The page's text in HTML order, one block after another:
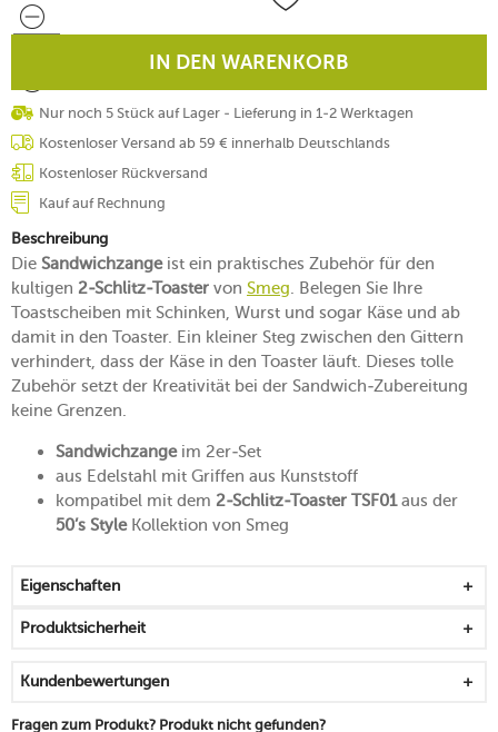
IN DEN WARENKORB
Nur noch 5 Stück auf Lager - Lieferung in 1-2 Werktagen
Kostenloser Versand ab 59 € innerhalb Deutschlands
Kostenloser Rückversand
Kauf auf Rechnung
Beschreibung
Die Sandwichzangeist ein praktisches Zubehör für den
kultigen 2-Schlitz-Toaster von Smeg. Belegen Sie Ihre
Toastscheiben mit Schinken, Wurst und sogar Käse und ab
damit in den Toaster. Ein kleiner Steg zwischen den Gittern
verhindert, dass der Käse in den Toaster läuft. Dieses tolle
Zubehör setzt der Kreativität bei der Sandwich-Zubereitung
keine Grenzen.
Sandwichzangeim 2er-Set
aus Edelstahl mit Griffen aus Kunststoff
kompatibel mit dem 2-Schlitz-Toaster TSF01aus der
50’s StyleKollektion von Smeg
Eigenschaften
Produktsicherheit
Kundenbewertungen
Fragen zum Produkt? Produkt nicht gefunden?